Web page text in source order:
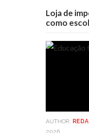
Loja de
como
AUTHOR:
2026